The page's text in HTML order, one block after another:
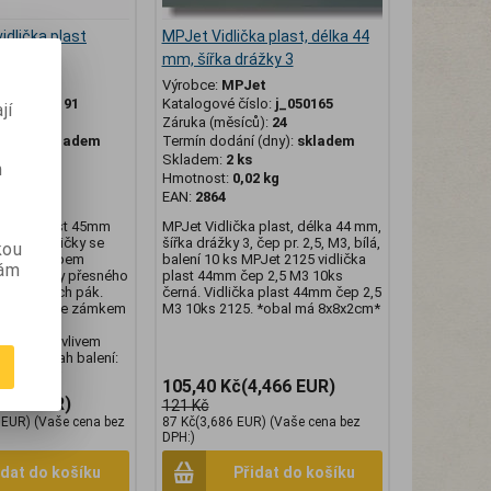
plast
j_050191
skladem
kg
plast 45mm
bílé. Vidličky se
čepem
typy přesného
ovládacích pák.
čepu se zámkem
vlivem
Obsah balení:
EUR)
(Vaše cena bez
do košíku
MPJet Vidlička plast, délka 44
mm, šířka drážky 3
Výrobce: MPJet
Katalogové číslo: j_050165
Záruka (měsíců): 24
Termín dodání (dny): skladem
Skladem: 2 ks
Hmotnost: 0,02 kg
EAN: 2864
MPJet Vidlička plast, délka 44 mm,
šířka drážky 3, čep pr. 2,5, M3, bílá,
balení 10 ks MPJet 2125 vidlička
plast 44mm čep 2,5 M3 10ks
černá. Vidlička plast 44mm čep 2,5
M3 10ks 2125. *obal má 8x8x2cm*
105,40 Kč(4,466 EUR)
121 Kč
87 Kč(3,686 EUR) (Vaše cena bez
DPH:)
Přidat do košíku